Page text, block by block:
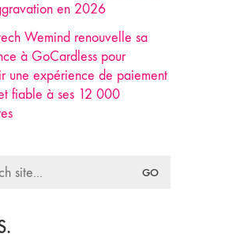
en 2026
Wemind renouvelle sa
à GoCardless pour
une expérience de paiement
fiable à ses 12 000